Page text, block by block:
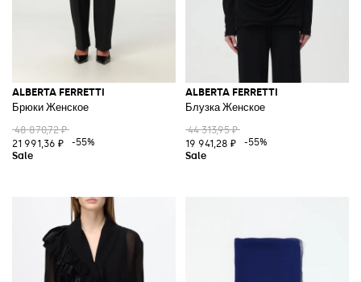
ALBERTA FERRETTI
Брюки Женское
48 870,72 ₽
21 991,36 ₽
-55%
ALBERTA FERRETTI
Блузка Женское
44 313,95 ₽
19 941,28 ₽
-55%